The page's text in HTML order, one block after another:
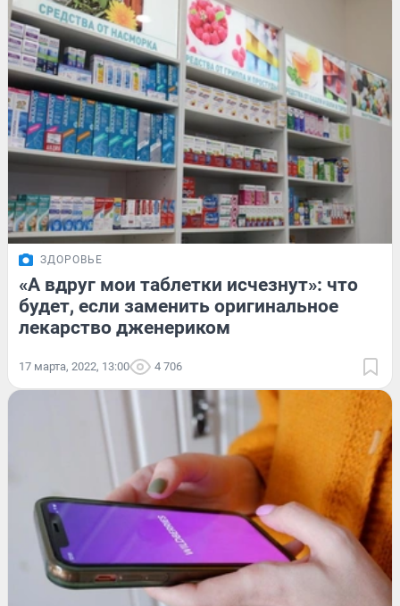
ЗДОРОВЬЕ
«А вдруг мои таблетки исчезнут»: что
будет, если заменить оригинальное
лекарство дженериком
17 марта, 2022, 13:00 4 706